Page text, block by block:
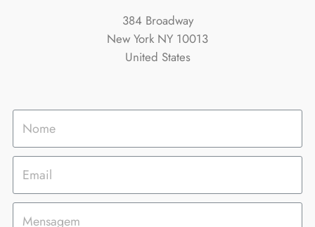
384 Broadway
New York NY 10013
United States